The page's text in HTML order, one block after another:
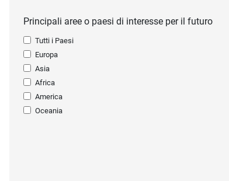
Principali aree o paesi di interesse per il futuro
Tutti i Paesi
Europa
Asia
Africa
America
Oceania